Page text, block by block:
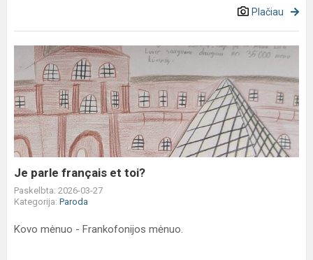
Plačiau
parle
français
et
toi?
Je parle français et toi?
Paskelbta: 2026-03-27
Kategorija: Paroda
Kovo mėnuo - Frankofonijos mėnuo.